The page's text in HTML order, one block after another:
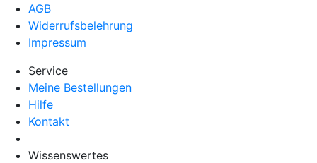
AGB
Widerrufsbelehrung
Impressum
Service
Meine Bestellungen
Hilfe
Kontakt
Wissenswertes